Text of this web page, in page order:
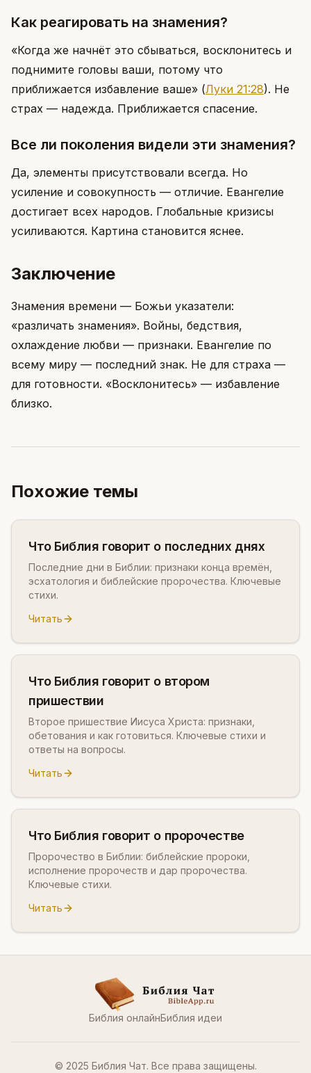
Как реагировать на знамения?
«Когда же начнёт это сбываться, восклонитесь и
поднимите головы ваши, потому что
приближается избавление ваше» (Луки 21:28). Не
страх — надежда. Приближается спасение.
Все ли поколения видели эти знамения?
Да, элементы присутствовали всегда. Но
усиление и совокупность — отличие. Евангелие
достигает всех народов. Глобальные кризисы
усиливаются. Картина становится яснее.
Заключение
Знамения времени — Божьи указатели:
«различать знамения». Войны, бедствия,
охлаждение любви — признаки. Евангелие по
всему миру — последний знак. Не для страха —
для готовности. «Восклонитесь» — избавление
близко.
Похожие темы
Что Библия говорит о последних днях
Последние дни в Библии: признаки конца времён,
эсхатология и библейские пророчества. Ключевые
стихи.
Читать
Что Библия говорит о втором
пришествии
Второе пришествие Иисуса Христа: признаки,
обетования и как готовиться. Ключевые стихи и
ответы на вопросы.
Читать
Что Библия говорит о пророчестве
Пророчество в Библии: библейские пророки,
исполнение пророчеств и дар пророчества.
Ключевые стихи.
Читать
Библия онлайнБиблия идеи
© 2025 Библия Чат. Все права защищены.